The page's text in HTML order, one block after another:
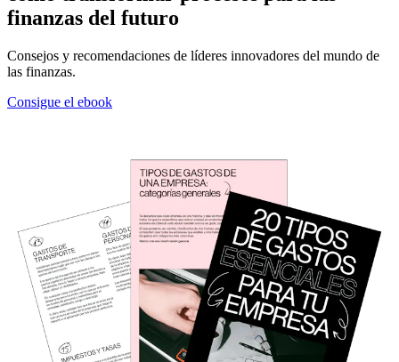
finanzas del futuro
Consejos y recomendaciones de líderes innovadores del mundo de
las finanzas.
Consigue el ebook